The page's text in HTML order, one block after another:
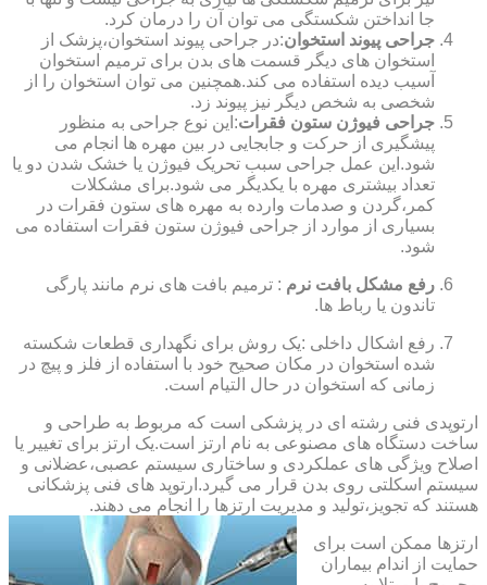
جا انداختن شکستگی می توان آن را درمان کرد.
جراحی پیوند استخوان:در جراحی پیوند استخوان،پزشک از
استخوان های دیگر قسمت های بدن برای ترمیم استخوان
آسیب دیده استفاده می کند.همچنین می توان استخوان را از
شخصی به شخص دیگر نیز پیوند زد.
جراحی فیوژن ستون فقرات:این نوع جراحی به منظور
پیشگیری از حرکت و جابجایی در بین مهره ها انجام می
شود.این عمل جراحی سبب تحریک فیوژن یا خشک شدن دو یا
تعداد بیشتری مهره با یکدیگر می شود.برای مشکلات
کمر،گردن و صدمات وارده به مهره های ستون فقرات در
بسیاری از موارد از جراحی فیوژن ستون فقرات استفاده می
شود.
رفع مشکل بافت نرم : ترمیم بافت های نرم مانند پارگی
تاندون یا رباط ها.
رفع اشکال داخلی :یک روش برای نگهداری قطعات شکسته
شده استخوان در مکان صحیح خود با استفاده از فلز و پیچ در
زمانی که استخوان در حال التیام است.
ارتوپدی فنی رشته ای در پزشکی است که مربوط به طراحی و
ساخت دستگاه های مصنوعی به نام ارتز است.یک ارتز برای تغییر یا
اصلاح ویژگی های عملکردی و ساختاری سیستم عصبی،عضلانی و
سیستم اسکلتی روی بدن قرار می گیرد.ارتوپد های فنی پزشکانی
هستند که تجویز،تولید و مدیریت ارتزها را انجام می دهند.
ارتزها ممکن است برای
حمایت از اندام بیماران